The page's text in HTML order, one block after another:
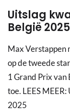
Uitslag
België 2025
Max Verstappen
op de tweede
1 Grand Prix
toe. LEES
2025